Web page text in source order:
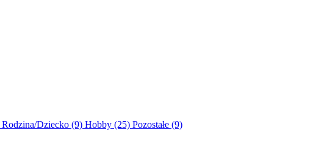
Rodzina/Dziecko (9) Hobby (25) Pozostałe (9)